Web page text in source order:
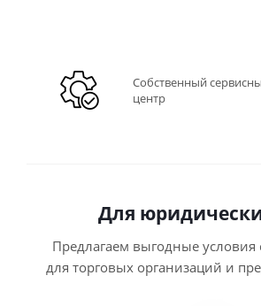
Собственный
центр
Для
Предлагаем выгодные условия
для торговых организаций и